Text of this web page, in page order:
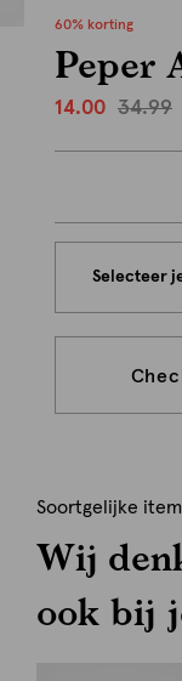
60% korting
Peper
14.00 34.99
Selecteer
Soortgelijke
Wij
ook bij